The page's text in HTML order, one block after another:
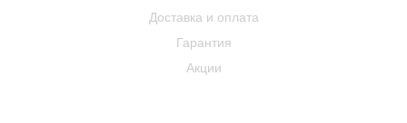
Доставка и оплата
Гарантия
Акции